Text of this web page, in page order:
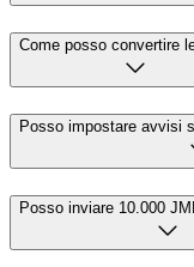
Come posso convertire
Posso impostare avvisi
Posso inviare 10.000